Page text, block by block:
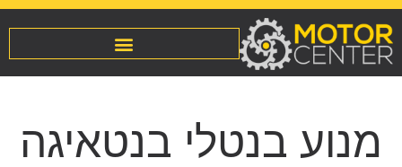
מנוע בנטלי בנטאיגה